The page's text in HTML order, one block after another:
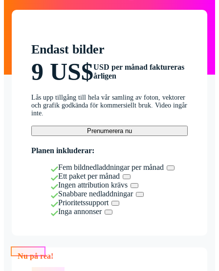
Endast bilder
9 US$USD per månad faktureras
årligen
Lås upp tillgång till hela vår samling av foton, vektorer
och grafik godkända för kommersiellt bruk. Video ingår
inte.
Prenumerera nu
Planen inkluderar:
Fem bildnedladdningar per månad
Ett paket per månad
Ingen attribution krävs
Snabbare nedladdningar
Prioritetssupport
Inga annonser
Nu på rea!